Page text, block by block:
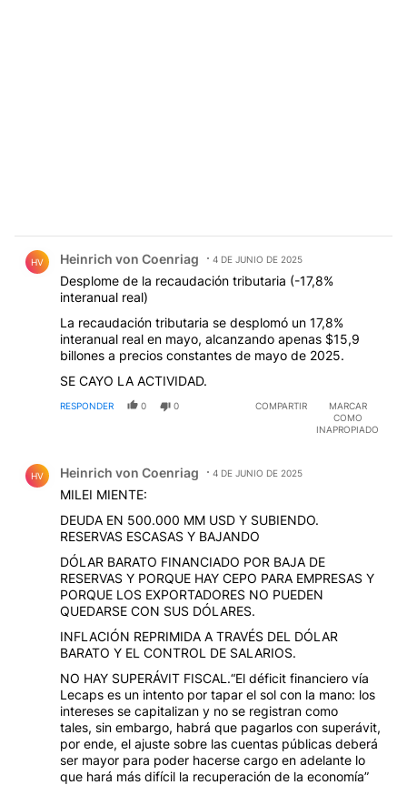
HV Heinrich von Coenriag 4 DE JUNIO DE 2025
Desplome de la recaudación tributaria (-17,8%
interanual real)
La recaudación tributaria se desplomó un 17,8%
interanual real en mayo, alcanzando apenas $15,9
billones a precios constantes de mayo de 2025.
SE CAYO LA ACTIVIDAD.
RESPONDER 0 0 COMPARTIR
MARCAR
COMO
INAPROPIADO
HV Heinrich von Coenriag 4 DE JUNIO DE 2025
MILEI MIENTE:
DEUDA EN 500.000 MM USD Y SUBIENDO.
RESERVAS ESCASAS Y BAJANDO
DÓLAR BARATO FINANCIADO POR BAJA DE
RESERVAS Y PORQUE HAY CEPO PARA EMPRESAS Y
PORQUE LOS EXPORTADORES NO PUEDEN
QUEDARSE CON SUS DÓLARES.
INFLACIÓN REPRIMIDA A TRAVÉS DEL DÓLAR
BARATO Y EL CONTROL DE SALARIOS.
NO HAY SUPERÁVIT FISCAL.“El déficit financiero vía
Lecaps es un intento por tapar el sol con la mano: los
intereses se capitalizan y no se registran como
tales, sin embargo, habrá que pagarlos con superávit,
por ende, el ajuste sobre las cuentas públicas deberá
ser mayor para poder hacerse cargo en adelante lo
que hará más difícil la recuperación de la economía”